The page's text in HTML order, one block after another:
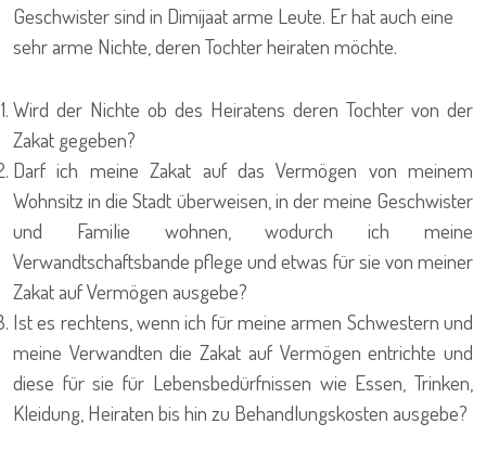
Geschwister sind in Dimijaat arme Leute. Er hat auch eine
sehr arme Nichte, deren Tochter heiraten möchte.
Wird der Nichte ob des Heiratens deren Tochter von der
Zakat gegeben?
Darf ich meine Zakat auf das Vermögen von meinem
Wohnsitz in die Stadt überweisen, in der meine Geschwister
und Familie wohnen, wodurch ich meine
Verwandtschaftsbande pflege und etwas für sie von meiner
Zakat auf Vermögen ausgebe?
Ist es rechtens, wenn ich für meine armen Schwestern und
meine Verwandten die Zakat auf Vermögen entrichte und
diese für sie für Lebensbedürfnissen wie Essen, Trinken,
Kleidung, Heiraten bis hin zu Behandlungskosten ausgebe?